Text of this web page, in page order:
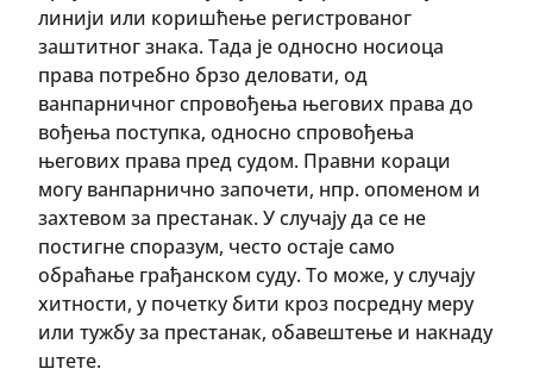
линији или коришћење регистрованог
заштитног знака. Тада је односно носиоца
права потребно брзо деловати, од
ванпарничног спровођења његових права до
вођења поступка, односно спровођења
његових права пред судом. Правни кораци
могу ванпарнично започети, нпр. опоменом и
захтевом за престанак. У случају да се не
постигне споразум, често остаје само
обраћање грађанском суду. То може, у случају
хитности, у почетку бити кроз посредну меру
или тужбу за престанак, обавештење и накнаду
штете.